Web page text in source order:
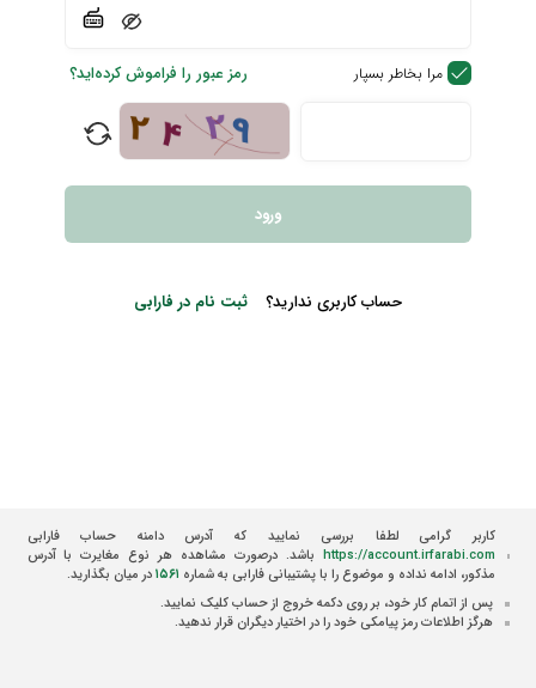
مرا بخاطر بسپار رمز عبور را فراموش کرده‌اید؟
ورود
حساب کاربری ندارید؟ ثبت نام در فارابی
کاربر گرامی لطفا بررسی نمایید که آدرس دامنه حساب فارابی
https://account.irfarabi.com باشد. درصورت مشاهده هر نوع مغایرت با آدرس
مذکور، ادامه نداده و موضوع را با پشتیبانی فارابی به شماره ۱۵۶۱در میان بگذارید.
پس از اتمام کار خود، بر روی دکمه خروج از حساب کلیک نمایید.
هرگز اطلاعات رمز پیامکی خود را در اختیار دیگران قرار ندهید.